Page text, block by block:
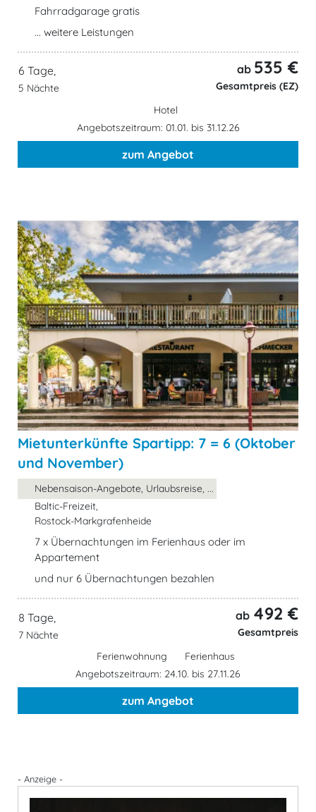
Fahrradgarage gratis
... weitere Leistungen
6 Tage,
5 Nächte
ab 535 €
Gesamtpreis (EZ)
Hotel
Angebotszeitraum: 01.01. bis 31.12.26
zum Angebot
Mietunterkünfte Spartipp: 7 = 6 (Oktober
und November)
Nebensaison-Angebote, Urlaubsreise, ...
Baltic-Freizeit,
Rostock-Markgrafenheide
7 x Übernachtungen im Ferienhaus oder im
Appartement
und nur 6 Übernachtungen bezahlen
8 Tage,
7 Nächte
ab 492 €
Gesamtpreis
Ferienwohnung
Ferienhaus
Angebotszeitraum: 24.10. bis 27.11.26
zum Angebot
- Anzeige -